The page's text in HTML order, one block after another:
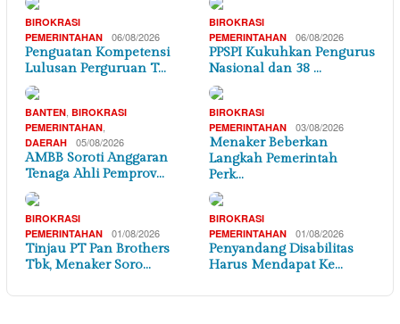
BIROKRASI
PEMERINTAHAN
06/08/2026
Penguatan Kompetensi
Lulusan Perguruan T…
BIROKRASI
PEMERINTAHAN
06/08/2026
PPSPI Kukuhkan Pengurus
Nasional dan 38 …
BANTEN BIROKRASI
PEMERINTAHAN
DAERAH 05/08/2026
AMBB Soroti Anggaran
Tenaga Ahli Pemprov…
BIROKRASI
PEMERINTAHAN
03/08/2026
Menaker Beberkan
Langkah Pemerintah
Perk…
BIROKRASI
PEMERINTAHAN
01/08/2026
Tinjau PT Pan Brothers
Tbk, Menaker Soro…
BIROKRASI
PEMERINTAHAN
01/08/2026
Penyandang Disabilitas
Harus Mendapat Ke…